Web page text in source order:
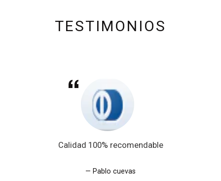
TESTIMONIOS
Calidad 100% recomendable
Pablo cuevas